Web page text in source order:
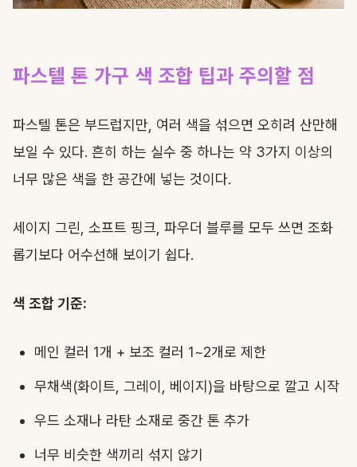
파스텔 톤 가구 색 조합 팁과 주의할 점
파스텔 톤은 부드럽지만, 여러 색을 섞으면 오히려 산만해
보일 수 있다. 흔히 하는 실수 중 하나는 약 3가지 이상의
너무 많은 색을 한 공간에 넣는 것이다.
세이지 그린, 소프트 핑크, 파우더 블루를 모두 쓰면 조화
롭기보다 어수선해 보이기 쉽다.
색 조합 기준:
메인 컬러 1개 + 보조 컬러 1~2개로 제한
무채색(화이트, 그레이, 베이지)을 바탕으로 깔고 시작
우드 소재나 라탄 소재로 중간 톤 추가
너무 비슷한 색끼리 섞지 않기